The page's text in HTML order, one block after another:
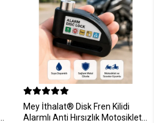
Mey İthalat® Disk Fren Kilidi
Alarmlı Anti Hırsızlık Motosiklet